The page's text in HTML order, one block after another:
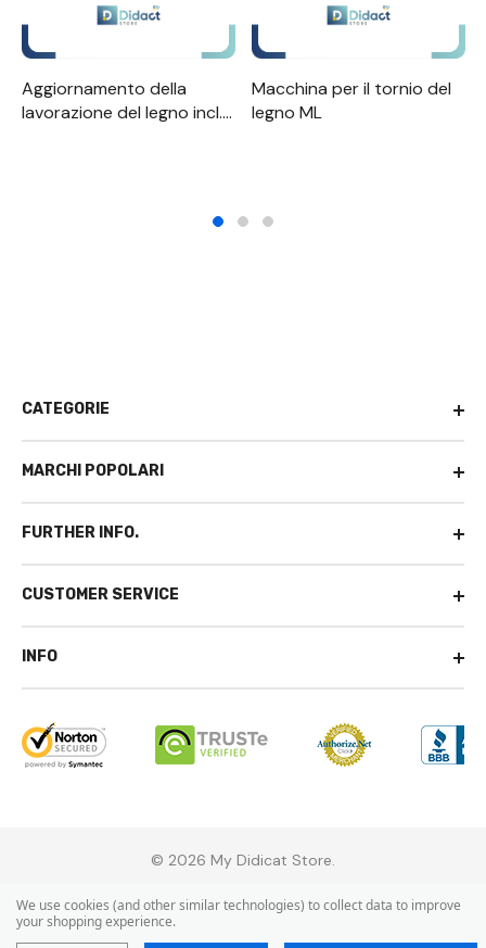
Aggiornamento della
lavorazione del legno incl.
Macchina per il tornio del
legno ML
CATEGORIE
MARCHI POPOLARI
FURTHER INFO.
CUSTOMER SERVICE
INFO
© 2026 My Didicat Store.
We use cookies (and other similar technologies) to collect data to improve
your shopping experience.